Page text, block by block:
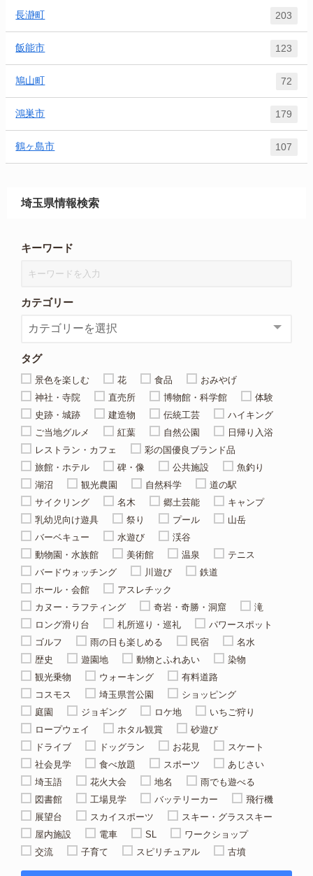
長瀞町 203
飯能市 123
鳩山町 72
鴻巣市 179
鶴ヶ島市 107
埼玉県情報検索
キーワード
カテゴリー
タグ
景色を楽しむ 花 食品
おみやげ
神社・寺院
直売所 博物館・科学館
体験
史跡・城跡
建造物 伝統工芸
ハイキング
ご当地グルメ
紅葉 自然公園
日帰り入浴
レストラン・カフェ
彩の国優良ブランド品
旅館・ホテル
碑・像 公共施設
魚釣り
湖沼
観光農園 自然科学
道の駅
サイクリング
名木 郷土芸能
キャンプ
乳幼児向け遊具
祭り プール
山岳
バーベキュー
水遊び
渓谷
動物園・水族館
美術館 温泉
テニス
バードウォッチング
川遊び
鉄道
ホール・会館
アスレチック
カヌー・ラフティング
奇岩・奇勝・洞窟
滝
ロング滑り台
札所巡り・巡礼
パワースポット
ゴルフ
雨の日も楽しめる 民宿
名水
歴史
遊園地 動物とふれあい
染物
観光乗物
ウォーキング
有料道路
コスモス
埼玉県営公園
ショッピング
庭園
ジョギング ロケ地
いちご狩り
ロープウェイ
ホタル観賞
砂遊び
ドライブ
ドッグラン お花見
スケート
社会見学
食べ放題 スポーツ
あじさい
埼玉語
花火大会 地名
雨でも遊べる
図書館
工場見学 バッテリーカー
飛行機
展望台
スカイスポーツ
スキー・グラススキー
屋内施設
電車 SL
ワークショップ
交流
子育て スピリチュアル 古墳